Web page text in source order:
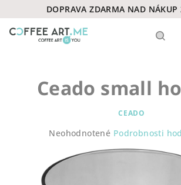
na
obsah
DOPRAVA ZDARMA NAD NÁKUP
Ceado small
CEADO
Priemerné
produktu
je
Neohodnotené Podrobnosti